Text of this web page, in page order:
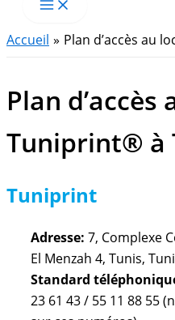
Accueil
Plan d’accès au
Plan d’accès
Tuniprint® à
Tuniprint
Adresse: 7, Complexe
El Menzah 4, Tunis,
Standard
23 61 43 / 55 11 88 55